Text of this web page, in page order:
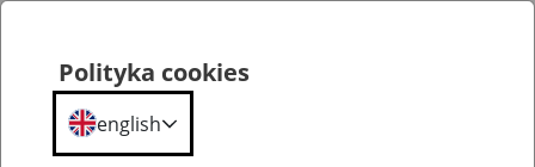
Polityka cookies
english